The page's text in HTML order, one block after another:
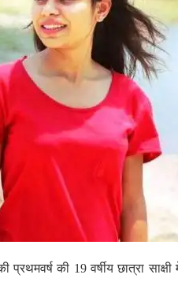
की 19 वर्षीय छात्रा